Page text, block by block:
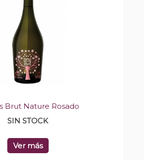
Brut Nature Rosado
SIN STOCK
Ver más